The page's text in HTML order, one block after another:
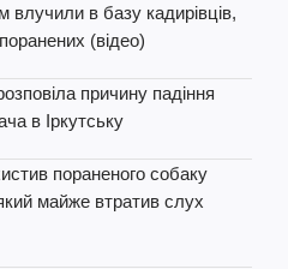
в базу кадирівців,
(відео)
причину падіння
в Іркутську
пораненого собаку
майже втратив слух